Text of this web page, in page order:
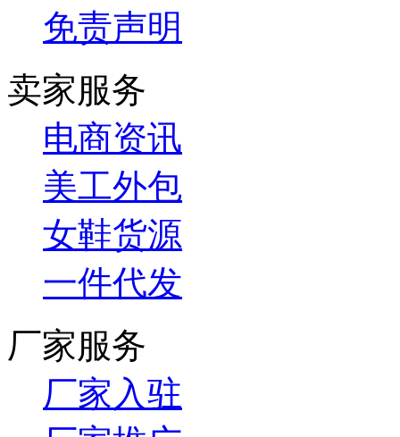
免责声明
卖家服务
电商资讯
美工外包
女鞋货源
一件代发
厂家服务
厂家入驻